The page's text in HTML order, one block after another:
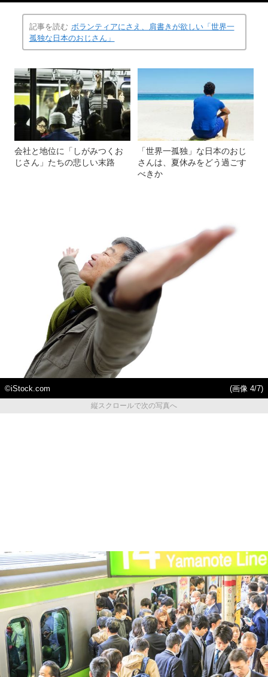
記事を読む ボランティアにさえ、肩書きが欲しい「世界一
孤独な日本のおじさん」
会社と地位に「しがみつくお
じさん」たちの悲しい末路
「世界一孤独」な日本のおじ
さんは、夏休みをどう過ごす
べきか
©iStock.com
(画像 4/7)
縦スクロールで次の写真へ